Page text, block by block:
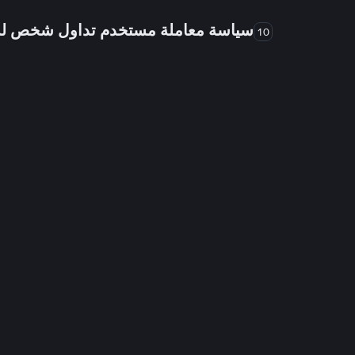
10 سياسة معاملة مستخدم تداول